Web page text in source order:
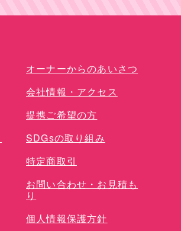
単品オプション
オーナーからのあいさつ
会社情報・アクセス
提携ご希望の方
SDGsの取り組み
特定商取引
お問い合わせ・お見積も
り
個人情報保護方針